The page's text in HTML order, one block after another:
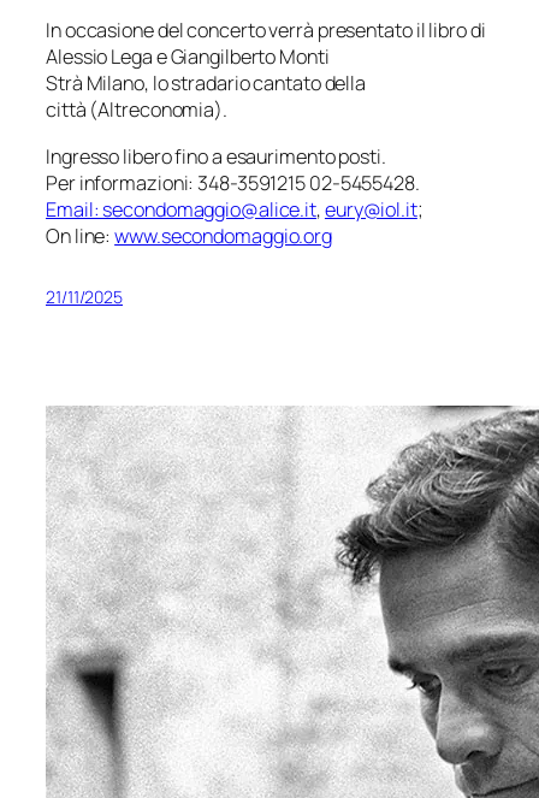
In occasione del concerto verrà presentato il libro di
Alessio Lega e Giangilberto Monti
Strà Milano, lo stradario cantato della
città (Altreconomia).
Ingresso libero fino a esaurimento posti.
Per informazioni: 348-3591215 02-5455428.
Email: secondomaggio@alice.it,eury@iol.it;
On line:www.secondomaggio.org
21/11/2025